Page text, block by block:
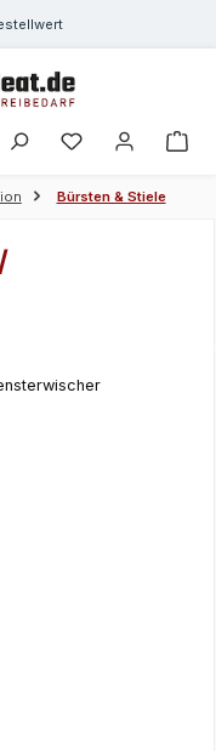
Bürsten & Stiele